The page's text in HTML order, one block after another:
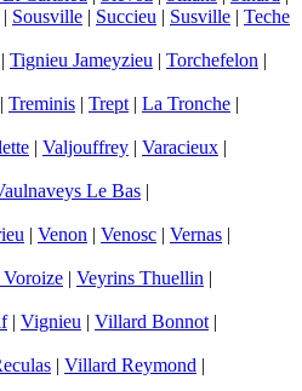
| Sousville | Succieu | Susville | Teche
| Tignieu Jameyzieu | Torchefelon |
| Treminis | Trept | La Tronche |
| Valjouffrey | Varacieux |
Le Bas |
| Venon | Venosc | Vernas |
| Veyrins Thuellin |
| Vignieu | Villard Bonnot |
| Villard Reymond |